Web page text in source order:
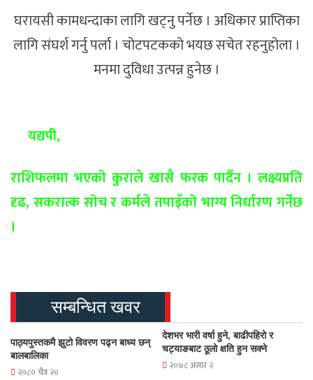
घरायसी कामधन्दाका लागि खट्नु पर्नेछ । अधिकार प्राप्तिका
लागि संघर्श गर्नु पर्ला । चोटपटकको भयछ सचेत रहनुहोला ।
मनमा दुविधा उत्पन्न हुनेछ ।
यद्यपी,
राशिफलमा भएको कुराले खासै फरक पार्दैन । लक्ष्यप्रति
दृढ, सकरात्क सोच र कर्मले तपाइँको भाग्य निर्धारण गर्नेछ
।
सम्बन्धित खवर
पाठ्यपुस्तकमै झुटो विवरण पढ्न बाध्य छन्
बालबालिका
२०८० चैत्र २०
देशभर भारी वर्षा हुने, बाढीपहिरो र
चट्याङबाट ठूलो क्षति हुन सक्ने
२०७८ असार २